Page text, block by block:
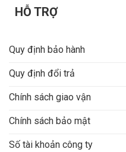
HỖ TRỢ
Quy định bảo hành
Quy định đổi trả
Chính sách giao vận
Chính sách bảo mật
Số tài khoản công ty